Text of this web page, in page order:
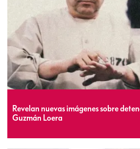
Revelan nuevas imágenes sobre
Guzmán Loera